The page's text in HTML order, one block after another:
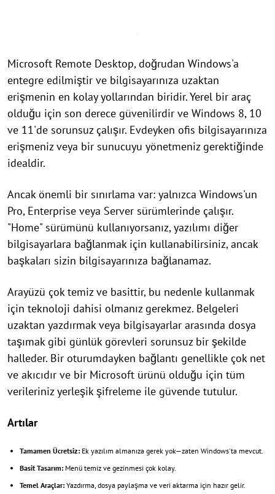
Microsoft Remote Desktop, doğrudan Windows'a
entegre edilmiştir ve bilgisayarınıza uzaktan
erişmenin en kolay yollarından biridir. Yerel bir araç
olduğu için son derece güvenilirdir ve Windows 8, 10
ve 11'de sorunsuz çalışır. Evdeyken ofis bilgisayarınıza
erişmeniz veya bir sunucuyu yönetmeniz gerektiğinde
idealdir.
Ancak önemli bir sınırlama var: yalnızca Windows'un
Pro, Enterprise veya Server sürümlerinde çalışır.
"Home" sürümünü kullanıyorsanız, yazılımı diğer
bilgisayarlara bağlanmak için kullanabilirsiniz, ancak
başkaları sizin bilgisayarınıza bağlanamaz.
Arayüzü çok temiz ve basittir, bu nedenle kullanmak
için teknoloji dahisi olmanız gerekmez. Belgeleri
uzaktan yazdırmak veya bilgisayarlar arasında dosya
taşımak gibi günlük görevleri sorunsuz bir şekilde
halleder. Bir oturumdayken bağlantı genellikle çok net
ve akıcıdır ve bir Microsoft ürünü olduğu için tüm
verileriniz yerleşik şifreleme ile güvende tutulur.
Artılar
Tamamen Ücretsiz: Ek yazılım almanıza gerek yok—zaten Windows'ta mevcut.
Basit Tasarım: Menü temiz ve gezinmesi çok kolay.
Temel Araçlar: Yazdırma, dosya paylaşma ve veri aktarma için hazır gelir.